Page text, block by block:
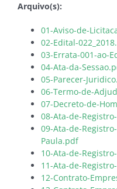
Arquivo(s):
01-Aviso-de-
02-Edital-
03-Errata-001-ao-
04-Ata-da-
05-Parecer-
06-Termo-de-
07-Decreto-de-
08-Ata-de-
09-Ata-de-
Paula.pdf
10-Ata-de-
11-Ata-de-
12-Contrato-